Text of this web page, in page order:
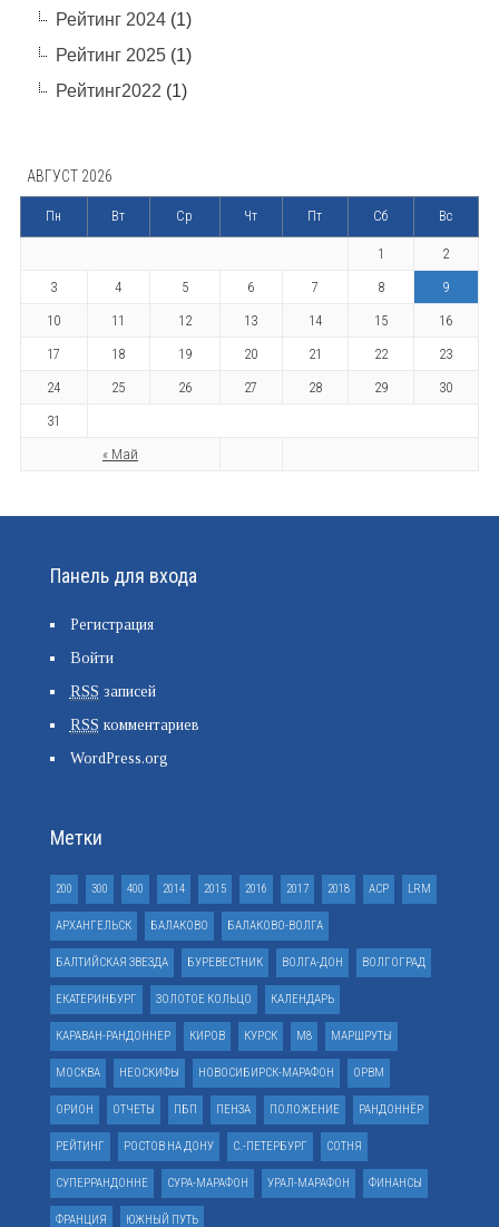
Рейтинг 2024(1)
Рейтинг 2025(1)
Рейтинг2022 (1)
АВГУСТ 2026
Пн Вт Ср Чт Пт Сб Вс
« Май
1
2
3
4 5 6 7 8
9
10
11 12 13 14 15
16
17
18 19 20 21 22
23
24
25 26 27 28 29
30
31
Панель для входа
Регистрация
Войти
RSS записей
RSS комментариев
WordPress.org
Метки
200 300 400 2014 2015 2016 2017 2018 ACP LRM
АРХАНГЕЛЬСК БАЛАКОВО БАЛАКОВО-ВОЛГА
БАЛТИЙСКАЯ ЗВЕЗДА БУРЕВЕСТНИК ВОЛГА-ДОН ВОЛГОГРАД
ЕКАТЕРИНБУРГ ЗОЛОТОЕ КОЛЬЦО КАЛЕНДАРЬ
КАРАВАН-РАНДОННЕР КИРОВ КУРСК М8 МАРШРУТЫ
МОСКВА НЕОСКИФЫ НОВОСИБИРСК-МАРАФОН ОРВМ
ОРИОН ОТЧЕТЫ ПБП ПЕНЗА ПОЛОЖЕНИЕ РАНДОННЁР
РЕЙТИНГ РОСТОВ НА ДОНУ С.-ПЕТЕРБУРГ СОТНЯ
СУПЕРРАНДОННЕ СУРА-МАРАФОН УРАЛ-МАРАФОН ФИНАНСЫ
ФРАНЦИЯ ЮЖНЫЙ ПУТЬ